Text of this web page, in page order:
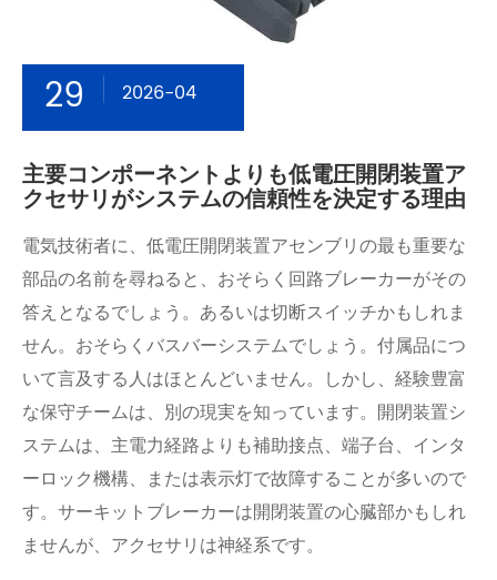
29 2026-04
主要コンポーネントよりも低電圧開閉装置ア
クセサリがシステムの信頼性を決定する理由
電気技術者に、低電圧開閉装置アセンブリの最も重要な
部品の名前を尋ねると、おそらく回路ブレーカーがその
答えとなるでしょう。あるいは切断スイッチかもしれま
せん。おそらくバスバーシステムでしょう。付属品につ
いて言及する人はほとんどいません。しかし、経験豊富
な保守チームは、別の現実を知っています。開閉装置シ
ステムは、主電力経路よりも補助接点、端子台、インタ
ーロック機構、または表示灯で故障することが多いので
す。サーキットブレーカーは開閉装置の心臓部かもしれ
ませんが、アクセサリは神経系です。